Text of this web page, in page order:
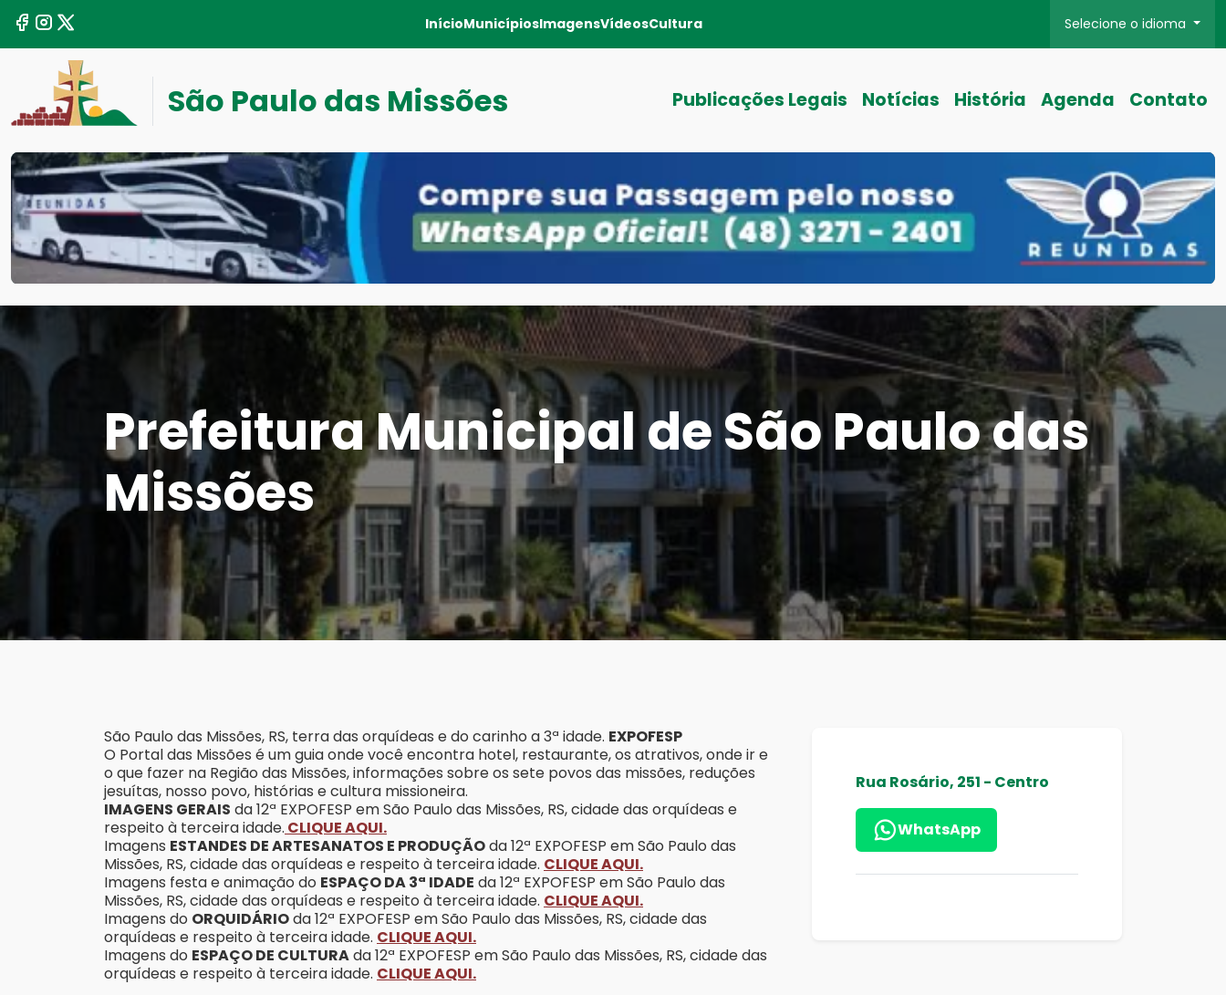
InícioMunicípiosImagensVídeosCultura Selecione o idioma
São Paulo das Missões Publicações Legais Notícias História Agenda Contato
Prefeitura Municipal de São Paulo das
Missões
São Paulo das Missões, RS, terra das orquídeas e do carinho a 3ª idade. EXPOFESP
O Portal das Missões é um guia onde você encontra hotel, restaurante, os atrativos, onde ir e
o que fazer na Região das Missões, informações sobre os sete povos das missões, reduções
jesuítas, nosso povo, histórias e cultura missioneira.
IMAGENS GERAIS da 12ª EXPOFESP em São Paulo das Missões, RS, cidade das orquídeas e
respeito à terceira idade. CLIQUE AQUI.
Imagens ESTANDES DE ARTESANATOS E PRODUÇÃOda 12ª EXPOFESP em São Paulo das
Missões, RS, cidade das orquídeas e respeito à terceira idade. CLIQUE AQUI.
Imagens festa e animação do ESPAÇO DA 3ª IDADE da 12ª EXPOFESP em São Paulo das
Missões, RS, cidade das orquídeas e respeito à terceira idade. CLIQUE AQUI.
Imagens do ORQUIDÁRIOda 12ª EXPOFESP em São Paulo das Missões, RS, cidade das
orquídeas e respeito à terceira idade. CLIQUE AQUI.
Imagens do ESPAÇO DE CULTURAda 12ª EXPOFESP em São Paulo das Missões, RS, cidade das
orquídeas e respeito à terceira idade. CLIQUE AQUI.
Rua Rosário, 251 - Centro
WhatsApp